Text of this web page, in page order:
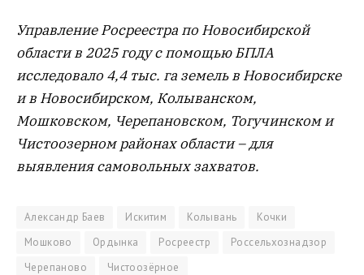
Управление Росреестра по Новосибирской
области в 2025 году с помощью БПЛА
исследовало 4,4 тыс. га земель в Новосибирске
и в Новосибирском, Колыванском,
Мошковском, Черепановском, Тогучинском и
Чистоозерном районах области – для
выявления самовольных захватов.
Александр Баев Искитим Колывань
Кочки
Мошково
Ордынка Росреестр
Россельхознадзор
Черепаново
Чистоозёрное